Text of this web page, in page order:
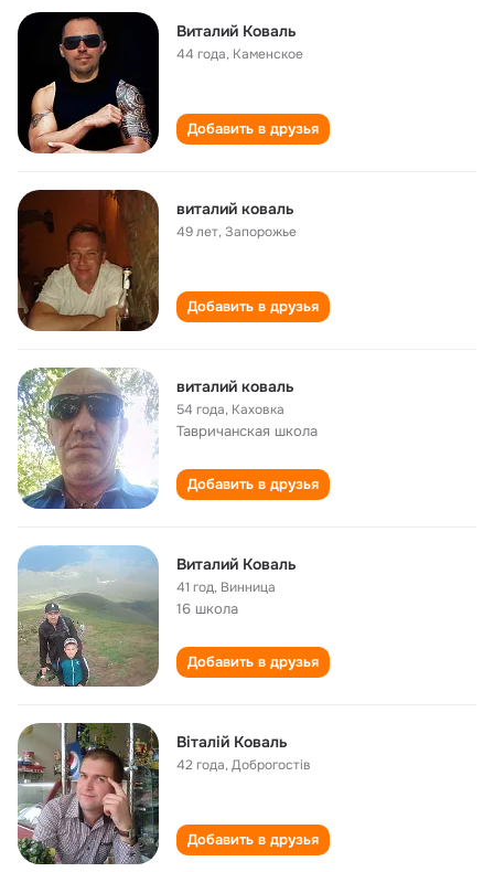
Виталий Коваль
44 года, Каменское
Добавить в друзья
виталий коваль
49 лет,Запорожье
Добавить в друзья
виталий коваль
54 года, Каховка
Тавричанская школа
Добавить в друзья
Виталий Коваль
41 год, Винница
16 школа
Добавить в друзья
Віталій Коваль
42 года,Доброгостів
Добавить в друзья